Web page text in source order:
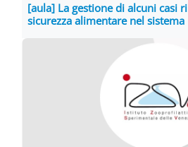
[aula] La gestione di alcuni casi
sicurezza alimentare nel sistema